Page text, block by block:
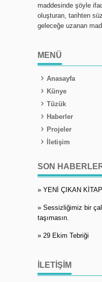
maddesinde şöyle
oluşturan, tarihten
geleceğe uzanan
MENÜ
Anasayfa
Künye
Tüzük
Haberler
Projeler
İletişim
SON
» YENİ ÇIKAN
» Sessizliğimiz bir
taşımasın.
» 29 Ekim Tebriği
İLETIŞIM